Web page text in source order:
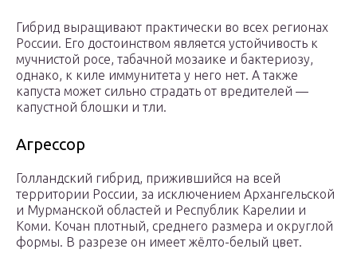
Гибрид выращивают практически во всех регионах
России. Его достоинством является устойчивость к
мучнистой росе, табачной мозаике и бактериозу,
однако, к киле иммунитета у него нет. А также
капуста может сильно страдать от вредителей —
капустной блошки и тли.
Агрессор
Голландский гибрид, прижившийся на всей
территории России, за исключением Архангельской
и Мурманской областей и Республик Карелии и
Коми. Кочан плотный, среднего размера и округлой
формы. В разрезе он имеет жёлто-белый цвет.